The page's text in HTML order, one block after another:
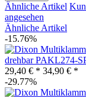
Ähnliche Artikel
angesehen
Ähnliche Artikel
-15.76%
drehbar PAKL274-
29,40 € * 34,90 € *
-29.77%